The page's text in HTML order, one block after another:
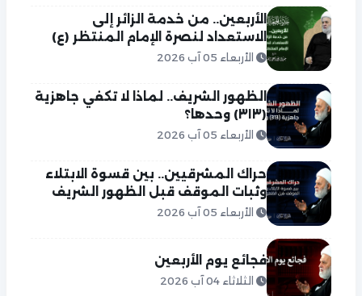
الأربعين.. من خدمة الزائر إلى
الاستعداد لنصرة الإمام المنتظر (ع)
الأربعاء 05 آب 2026
الظهور الشريف.. لماذا لا تكفي جاهزية
(٣١٣) وحدها؟
الأربعاء 05 آب 2026
حراك المشرقيين.. بين قسوة الابتلاء
وثبات الموقف قبل الظهور الشريف
الأربعاء 05 آب 2026
فجائع يوم الأربعين
الثلاثاء 04 آب 2026